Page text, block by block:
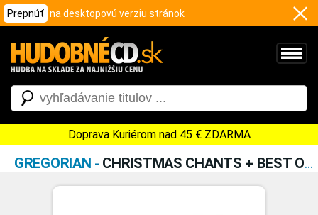
Prepnúť na desktopovú verziu stránok
Doprava Kuriérom nad 45 € ZDARMA
GREGORIAN - CHRISTMAS CHANTS + BEST OF (2CD)